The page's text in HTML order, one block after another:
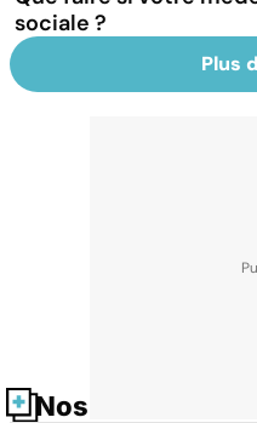
sociale ?
Plus
Nos fiches santé